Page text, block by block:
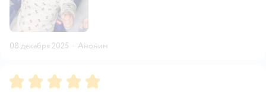
08 декабря 2025 · Аноним
Рейтинг:5